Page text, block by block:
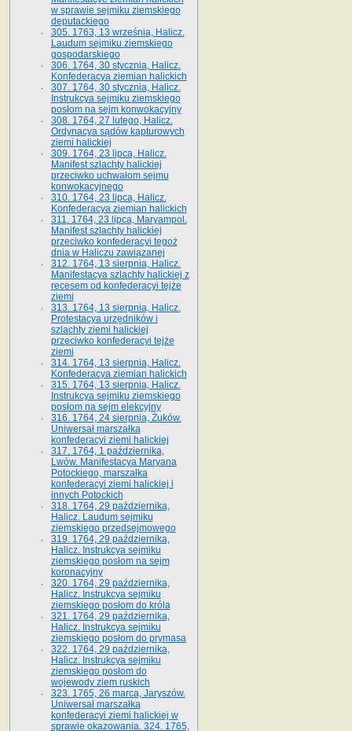
w sprawie sejmiku ziemskiego
deputackiego
305. 1763, 13 września, Halicz.
Laudum sejmiku ziemskiego
gospodarskiego
306. 1764, 30 stycznia, Halicz.
Konfederacya ziemian halickich
307. 1764, 30 stycznia, Halicz.
Instrukcya sejmiku ziemskiego
posłom na sejm konwokacyjny
308. 1764, 27 lutego, Halicz.
Ordynacya sądów kapturowych
ziemi halickiej
309. 1764, 23 lipca, Halicz.
Manifest szlachty halickiej
przeciwko uchwałom sejmu
konwokacyjnego
310. 1764, 23 lipca, Halicz.
Konfederacya ziemian halickich
311. 1764, 23 lipca, Maryampol.
Manifest szlachty halickiej
przeciwko konfederacyi tegoż
dnia w Haliczu zawiązanej
312. 1764, 13 sierpnia, Halicz.
Manifestacya szlachty halickiej z
recesem od konfederacyi tejże
ziemi
313. 1764, 13 sierpnia, Halicz.
Protestacya urzędników i
szlachty ziemi halickiej
przeciwko konfederacyi tejże
ziemi
314. 1764, 13 sierpnia, Halicz.
Konfederacya ziemian halickich
315. 1764, 13 sierpnia, Halicz.
Instrukcya sejmiku ziemskiego
posłom na sejm elekcyjny
316. 1764, 24 sierpnia, Żuków.
Uniwersał marszałka
konfederacyi ziemi halickiej
317. 1764, 1 października,
Lwów. Manifestacya Maryana
Potockiego, marszałka
konfederacyi ziemi halickiej i
innych Potockich
318. 1764, 29 października,
Halicz. Laudum sejmiku
ziemskiego przedsejmowego
319. 1764, 29 października,
Halicz. Instrukcya sejmiku
ziemskiego posłom na sejm
koronacyjny
320. 1764, 29 października,
Halicz. Instrukcya sejmiku
ziemskiego posłom do króla
321. 1764, 29 października,
Halicz. Instrukcya sejmiku
ziemskiego posłom do prymasa
322. 1764, 29 października,
Halicz. Instrukcya sejmiku
ziemskiego posłom do
wojewody ziem ruskich
323. 1765, 26 marca, Jaryszów.
Uniwersał marszałka
konfederacyi ziemi halickiej w
sprawie okazowania. 324. 1765,